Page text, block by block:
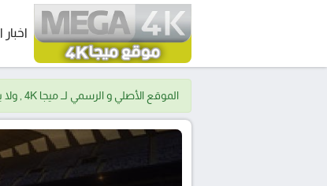
اخبار
الموقع الأصلي و الرسمي لــ ميجا 4K , ولا يوجد لدينا موقع اخر.